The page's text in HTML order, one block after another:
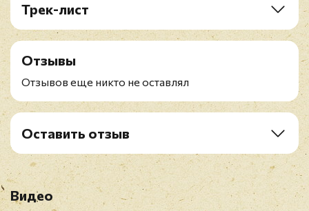
Трек-лист
A1. Strollin'
A2. You Took Advantage Of Me
B1. Yesterdays
B2. Shaw'nuff
C1. Scrapple From The Apple
C2. A Sleepin' Bee
D1. Intro/Smoke Gets In Your Eyes
D2. Stella By Starlight
Отзывы
Отзывов еще никто не оставлял
Оставить отзыв
Имя*
Видео